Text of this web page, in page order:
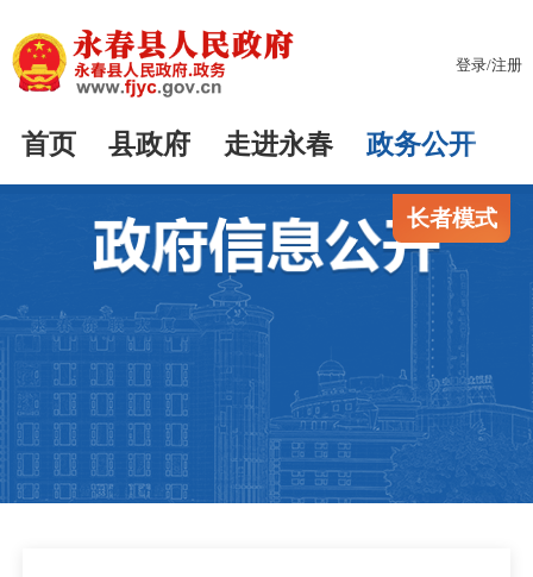
登录/注册
首页 县政府 走进永春 政务公开
长者模式